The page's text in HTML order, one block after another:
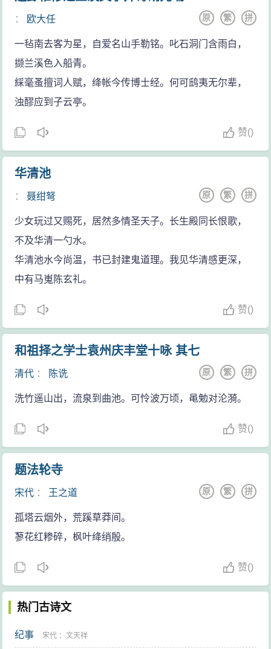
： 欧大任 拼
繁
原
一毡南去客为星，自爱名山手勒铭。叱石洞门含雨白，
撷兰溪色入船青。
綵毫蚤擅词人赋，绛帐今传博士经。何可鸱夷无尔辈，
浊醪应到子云亭。
赞()
华清池
：聂绀弩 拼
繁
原
少女玩过又赐死，居然多情圣天子。长生殿同长恨歌，
不及华清一勺水。
华清池水今尚温，书已封建鬼道理。我见华清感更深，
中有马嵬陈玄礼。
赞()
和祖择之学士袁州庆丰堂十咏 其七
清代 ： 陈诜 拼
繁
原
洗竹遥山出，流泉到曲池。可怜波万顷，黾勉对沦漪。
赞()
题法轮寺
宋代 ： 王之道 拼
繁
原
孤塔云烟外，荒蹊草莽间。
蓼花红糁碎，枫叶绛绡殷。
赞()
热门古诗文
纪事 宋代 ：文天祥